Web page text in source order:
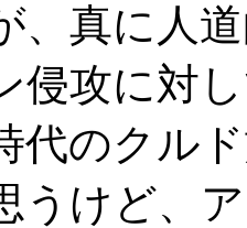
、真に人
侵攻に対
代のクル
うけど、